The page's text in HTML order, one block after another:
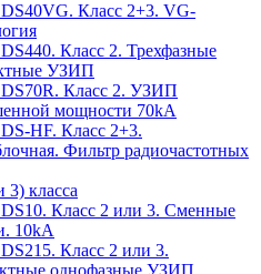
Класс 2+3. VG-
Класс 2. Трехфазные
УЗИП
Класс 2. УЗИП
мощности 70kA
HF. Класс 2+3.
Фильтр радиочастотных
класса
Класс 2 или 3. Сменные
10kA
Класс 2 или 3.
однофазные УЗИП